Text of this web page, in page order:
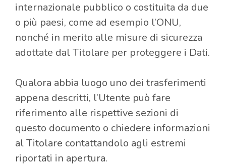
internazionale pubblico o costituita da due
o più paesi, come ad esempio l’ONU,
nonché in merito alle misure di sicurezza
adottate dal Titolare per proteggere i Dati.
Qualora abbia luogo uno dei trasferimenti
appena descritti, l’Utente può fare
riferimento alle rispettive sezioni di
questo documento o chiedere informazioni
al Titolare contattandolo agli estremi
riportati in apertura.